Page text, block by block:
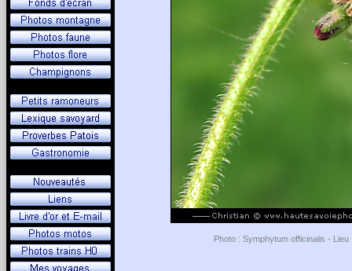
Photo : Symphytum officinalis -